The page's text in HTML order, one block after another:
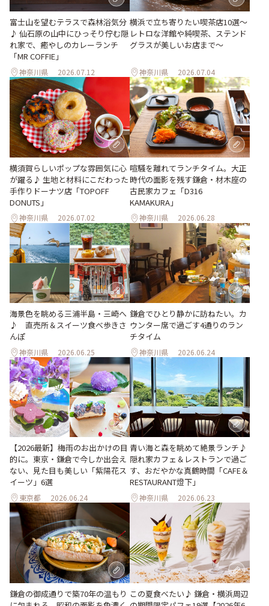
富士山を望むテラスで森林浴気分
♪ 仙石原の山中にひっそり佇む隠
れ家で、癒やしのカレーランチ
「MR COFFIE」
神奈川県 2026.07.12
横浜で立ち寄りたい喫茶店10選～
レトロな洋館や純喫茶、ステンド
グラスが美しいお店まで～
神奈川県 2026.07.04
横須賀らしいポップな雰囲気に心
が躍る♪ 生地と材料にこだわった
手作りドーナツ店「TOPOFF
DONUTS」
神奈川県 2026.07.02
喧騒を離れてランチタイム。大正
時代の面影を残す鎌倉・材木座の
古民家カフェ「D316
KAMAKURA」
神奈川県 2026.06.28
海景色を眺める三浦半島・三崎へ
♪ 直売所＆スイーツ食べ歩きさ
んぽ
神奈川県 2026.06.25
鎌倉でひとり静かに訪ねたい。カ
ウンター席で過ごす4通りのラン
チタイム
神奈川県 2026.06.24
【2026最新】梅雨のお出かけの目
的に。東京・鎌倉で今しか出会え
ない、見た目も美しい「紫陽花ス
イーツ」6選
東京都 2026.06.24
青い海と森を眺めて絶景ランチ♪
隠れ家カフェ＆レストランで過ご
す、おだやかな真鶴時間「CAFE＆
RESTAURANT燈下」
神奈川県 2026.06.23
鎌倉の御成通りで築70年の温もり この夏食べたい♪ 鎌倉・横浜周辺